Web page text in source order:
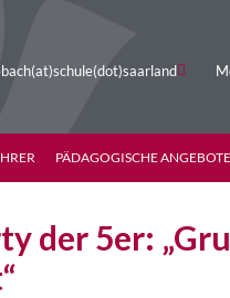
PÄDAGOGISCHE ANGEBOTE
der 5er: